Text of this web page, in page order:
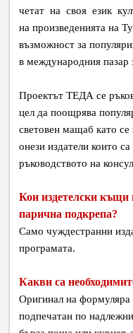
четат на своя език
на произведенията на
възможност за
в международния пазар
Проектът ТЕДА се
цел да поощрява
световен мащаб като
онези издатели които
ръководството на
Кои издетелски къщи
парична подкрепа?
Само чуждестранни
програмата.
Какви са
Оригинал на формуляра
подпечатан по